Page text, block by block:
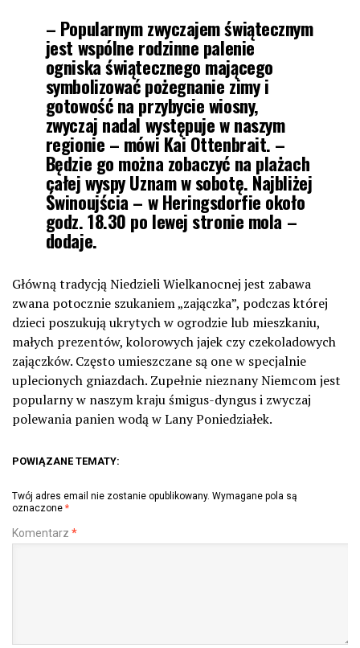
– Popularnym zwyczajem świątecznym
jest wspólne rodzinne palenie
ogniska świątecznego mającego
symbolizować pożegnanie zimy i
gotowość na przybycie wiosny,
zwyczaj nadal występuje w naszym
regionie – mówi Kai Ottenbrait. –
Będzie go można zobaczyć na plażach
całej wyspy Uznam w sobotę. Najbliżej
Świnoujścia – w Heringsdorfie około
godz. 18.30 po lewej stronie mola –
dodaje.
Główną tradycją Niedzieli Wielkanocnej jest zabawa
zwana potocznie szukaniem „zajączka”, podczas której
dzieci poszukują ukrytych w ogrodzie lub mieszkaniu,
małych prezentów, kolorowych jajek czy czekoladowych
zajączków. Często umieszczane są one w specjalnie
uplecionych gniazdach. Zupełnie nieznany Niemcom jest
popularny w naszym kraju śmigus-dyngus i zwyczaj
polewania panien wodą w Lany Poniedziałek.
POWIĄZANE TEMATY:
Twój adres email nie zostanie opublikowany. Wymagane pola są
oznaczone *
Komentarz *